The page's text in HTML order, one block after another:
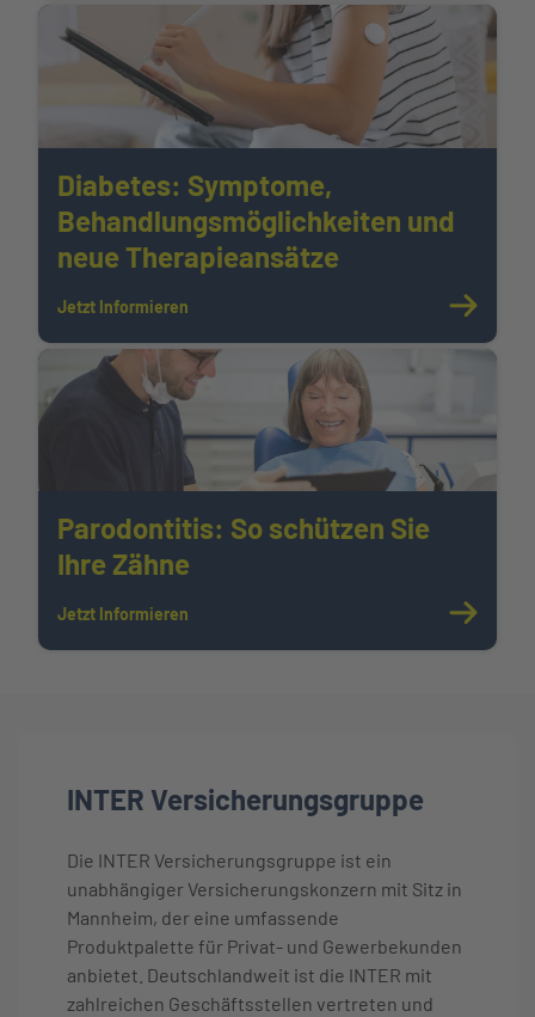
Diabetes: Symptome,
Behandlungsmöglichkeiten und
neue Therapieansätze
Jetzt Informieren
Parodontitis: So schützen Sie
Ihre Zähne
Jetzt Informieren
INTER Versicherungsgruppe
Die INTER Versicherungsgruppe ist ein
unabhängiger Versicherungskonzern mit Sitz in
Mannheim, der eine umfassende
Produktpalette für Privat- und Gewerbekunden
anbietet. Deutschlandweit ist die INTER mit
zahlreichen Geschäftsstellen vertreten und